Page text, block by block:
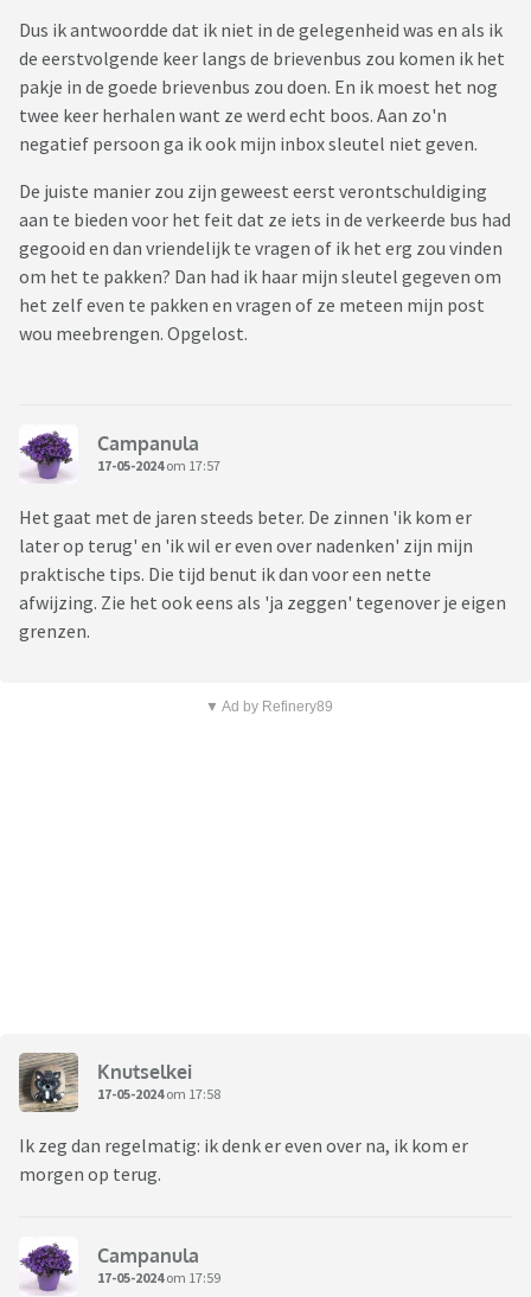
Dus ik antwoordde dat ik niet in de gelegenheid was en als ik
de eerstvolgende keer langs de brievenbus zou komen ik het
pakje in de goede brievenbus zou doen. En ik moest het nog
twee keer herhalen want ze werd echt boos. Aan zo'n
negatief persoon ga ik ook mijn inbox sleutel niet geven.
De juiste manier zou zijn geweest eerst verontschuldiging
aan te bieden voor het feit dat ze iets in de verkeerde bus had
gegooid en dan vriendelijk te vragen of ik het erg zou vinden
om het te pakken? Dan had ik haar mijn sleutel gegeven om
het zelf even te pakken en vragen of ze meteen mijn post
wou meebrengen. Opgelost.
Campanula
17-05-2024om 17:57
Het gaat met de jaren steeds beter. De zinnen 'ik kom er
later op terug' en 'ik wil er even over nadenken' zijn mijn
praktische tips. Die tijd benut ik dan voor een nette
afwijzing. Zie het ook eens als 'ja zeggen' tegenover je eigen
grenzen.
▼ Ad by Refinery89
Knutselkei
17-05-2024om 17:58
Ik zeg dan regelmatig: ik denk er even over na, ik kom er
morgen op terug.
Campanula
17-05-2024om 17:59